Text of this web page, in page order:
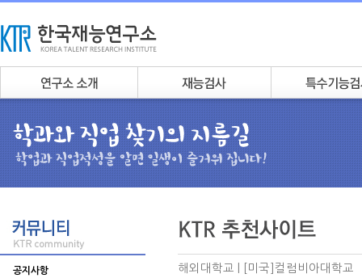
공지사항 해외대학교 | [미국]컬럼비아대학교